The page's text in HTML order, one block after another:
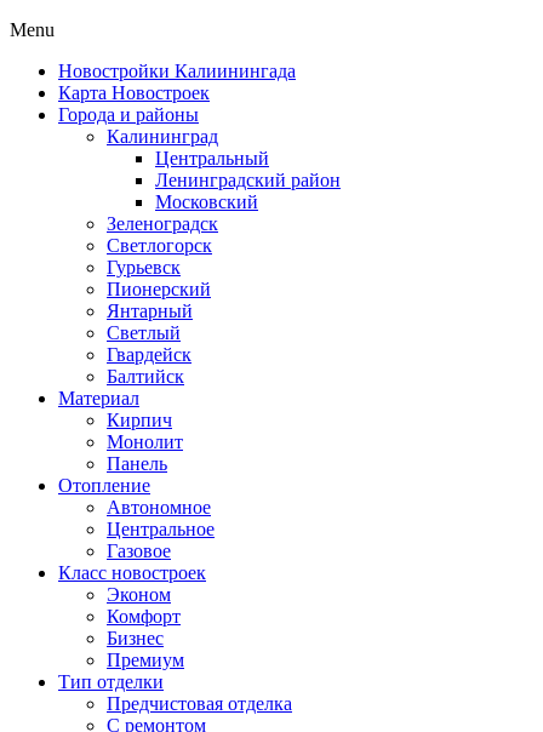
Menu
Новостройки Калиинингада
Карта Новостроек
Города и районы
Калининград
Центральный
Ленинградский район
Московский
Зеленоградск
Светлогорск
Гурьевск
Пионерский
Янтарный
Светлый
Гвардейск
Балтийск
Материал
Кирпич
Монолит
Панель
Отопление
Автономное
Центральное
Газовое
Класс новостроек
Эконом
Комфорт
Бизнес
Премиум
Тип отделки
Предчистовая отделка
С ремонтом